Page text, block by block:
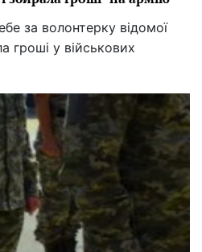
за волонтерку відомої
гроші у військових